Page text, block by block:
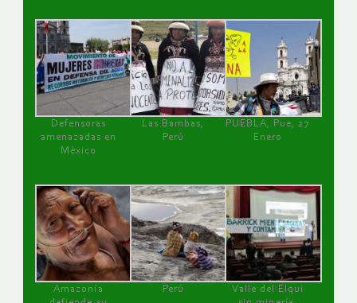
Defensoras
amenazadas en
México
Las Bambas,
Perú
PUEBLA, Pue, 27
Enero
Amazonía
Perú
Valle del Elqui